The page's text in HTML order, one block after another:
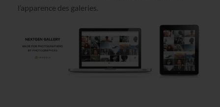
l’apparence des galeries.